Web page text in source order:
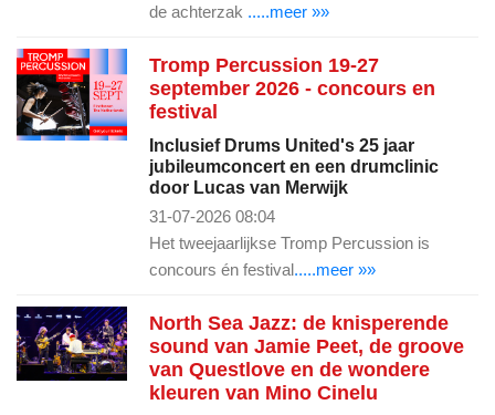
de achterzak .....meer »»
Tromp Percussion 19-27
september 2026 - concours en
festival
Inclusief Drums United's 25 jaar
jubileumconcert en een drumclinic
door Lucas van Merwijk
31-07-2026 08:04
Het tweejaarlijkse Tromp Percussion is
concours én festival.....meer »»
North Sea Jazz: de knisperende
sound van Jamie Peet, de groove
van Questlove en de wondere
kleuren van Mino Cinelu